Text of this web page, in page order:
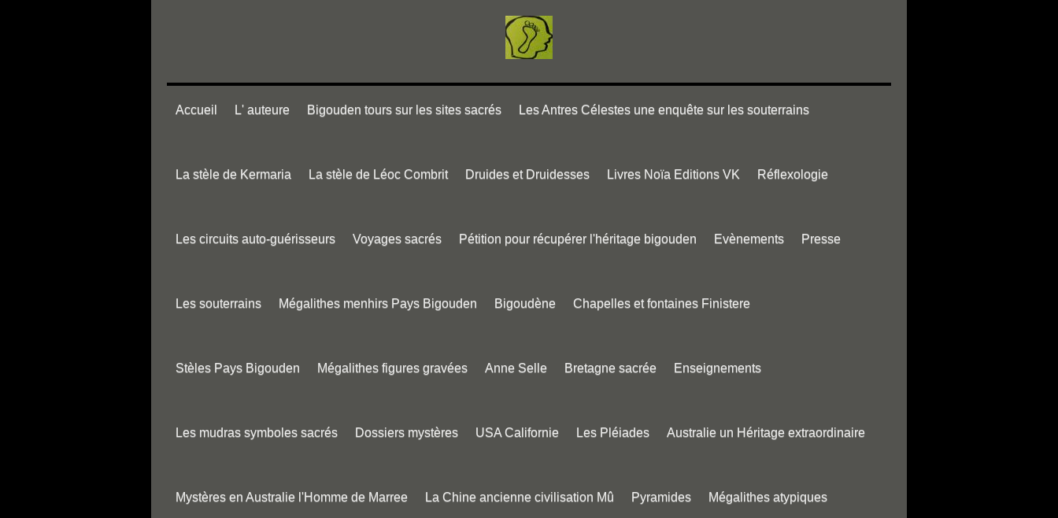
Accueil L' auteure Bigouden tours sur les sites sacrés Les Antres Célestes une enquête sur les souterrains
La stèle de Kermaria La stèle de Léoc Combrit Druides et Druidesses Livres Noïa Editions VK Réflexologie
Les circuits auto-guérisseurs Voyages sacrés Pétition pour récupérer l'héritage bigouden Evènements Presse
Les souterrains Mégalithes menhirs Pays Bigouden Bigoudène Chapelles et fontaines Finistere
Stèles Pays Bigouden Mégalithes figures gravées Anne Selle Bretagne sacrée Enseignements
Les mudras symboles sacrés Dossiers mystères USA Californie Les Pléiades Australie un Héritage extraordinaire
Mystères en Australie l'Homme de Marree La Chine ancienne civilisation Mû Pyramides Mégalithes atypiques